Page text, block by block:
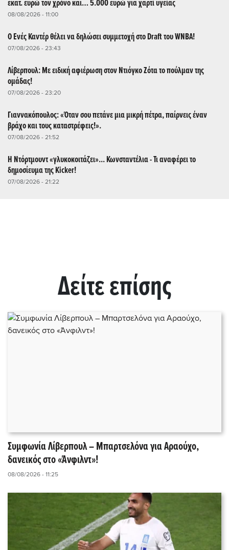
εκατ. ευρώ τον χρόνο και… 5.000 ευρώ για χαρτί υγείας
08/08/2026 - 11:00
Ο Ενές Καντέρ θέλει να δηλώσει συμμετοχή στο Draft του WNBA!
07/08/2026 - 23:43
Λίβερπουλ: Με ειδική αφιέρωση στον Ντιόγκο Ζότα το πούλμαν της
ομάδας!
07/08/2026 - 23:20
Γιαννακόπουλος: «Όταν σου πετάνε μια μικρή πέτρα, παίρνεις έναν
βράχο και τους καταστρέφεις!».
07/08/2026 - 21:52
Η Ντόρτμουντ «γλυκοκοιτάζει»... Κωνσταντέλια - Τι αναφέρει το
δημοσίευμα της Kicker!
07/08/2026 - 21:22
Δείτε επίσης
Συμφωνία Λίβερπουλ – Μπαρτσελόνα για Αραούχο,
δανεικός στο «Άνφιλντ»!
08/08/2026 - 11:25